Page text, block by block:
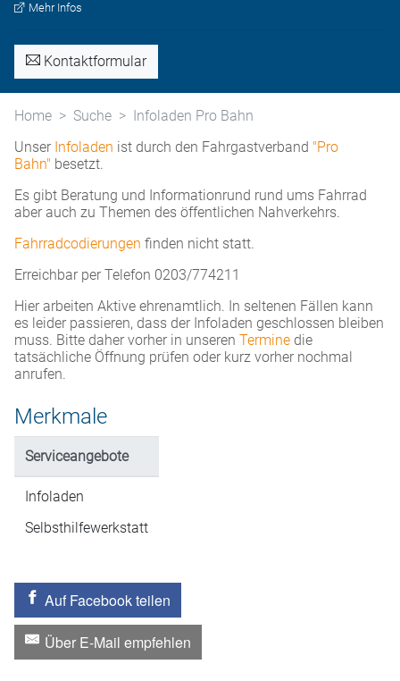
Mehr Infos
Kontaktformular
Home Suche
Infoladen Pro Bahn
Unser Infoladen ist durch den Fahrgastverband "Pro
Bahn" besetzt.
Es gibt Beratung und Informationrund rund ums Fahrrad
aber auch zu Themen des öffentlichen Nahverkehrs.
Fahrradcodierungen finden nicht statt.
Erreichbar per Telefon 0203/774211
Hier arbeiten Aktive ehrenamtlich. In seltenen Fällen kann
es leider passieren, dass der Infoladen geschlossen bleiben
muss. Bitte daher vorher in unseren Termine die
tatsächliche Öffnung prüfen oder kurz vorher nochmal
anrufen.
Merkmale
Serviceangebote
Infoladen
Selbsthilfewerkstatt
Auf Facebook teilen
Über E-Mail empfehlen